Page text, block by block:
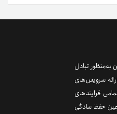
به‌منظور تبادل
ارائه سرویس‌های
فرایندهای
حفظ سادگی